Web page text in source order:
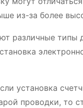
из-за более
различные типы
установка
проводки, то